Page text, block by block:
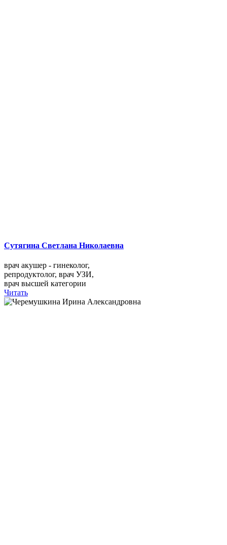
Сутягина Светлана Николаевна
врач акушер - гинеколог,
репродуктолог, врач УЗИ,
врач высшей категории
Читать